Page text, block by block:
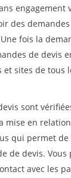
engagement
des
fois la
de devis
sites de tous
sont
mise en
qui permet
de devis. Vous
avec les